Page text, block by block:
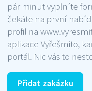
pár minut vyplníte
čekáte na první
profil na
aplikace Vyřešmito,
portál. Nic vás to
Přidat zakázku